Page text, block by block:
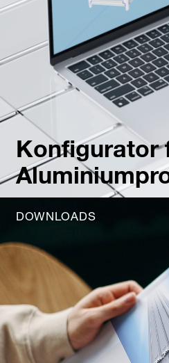
Konfigurator
DOWNLOADS